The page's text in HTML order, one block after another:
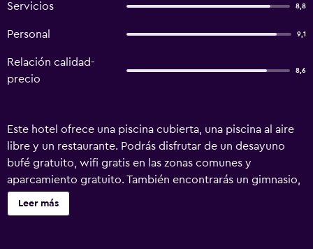
Servicios 8,8
Personal 9,1
Relación calidad-
precio
8,6
Este hotel ofrece una piscina cubierta, una piscina al aire
libre y un restaurante. Podrás disfrutar de un desayuno
bufé gratuito, wifi gratis en las zonas comunes y
aparcamiento gratuito. También encontrarás un gimnasio,
un bar o lounge y un bar junto a la piscina. Se ofrece
servicio de cambio de toallas a petición. Sentido Fido
Leer más